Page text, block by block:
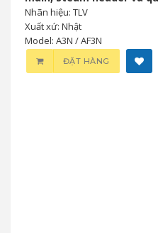
Nhãn hiệu: TLV
Xuất xứ: Nhật
Model: A3N / AF3N
ĐẶT HÀNG